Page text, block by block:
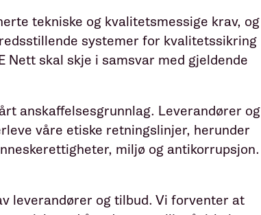
tekniske og kvalitetsmessige krav, og
systemer for kvalitetssikring
Nett skal skje i samsvar med gjeldende
anskaffelsesgrunnlag. Leverandører og
våre etiske retningslinjer, herunder
miljø og antikorrupsjon.
leverandører og tilbud. Vi forventer at